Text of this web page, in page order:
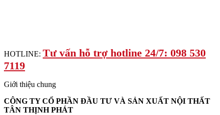
HOTLINE: Tư vấn hỗ trợ hotline 24/7: 098 530
7119
Giới thiệu chung
CÔNG TY CỔ PHẦN ĐẦU TƯ VÀ SẢN XUẤT NỘI THẤT
TÂN THỊNH PHÁT